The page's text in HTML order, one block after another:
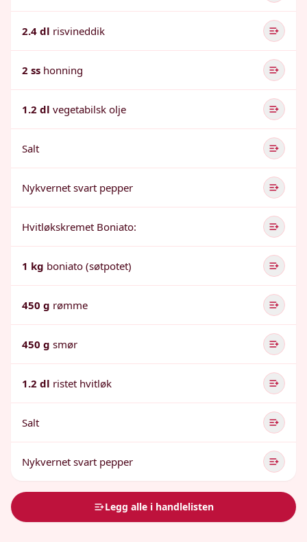
2.4 dl risvineddik
2 ss honning
1.2 dl vegetabilsk olje
Salt
Nykvernet svart pepper
Hvitløkskremet Boniato:
1 kg boniato (søtpotet)
450 g rømme
450 g smør
1.2 dl ristet hvitløk
Salt
Nykvernet svart pepper
Legg alle i handlelisten